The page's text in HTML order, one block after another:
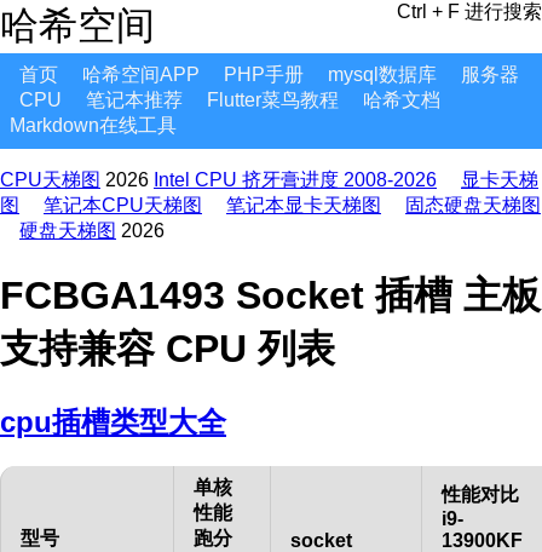
哈希空间 Ctrl + F 进行搜索
首页 哈希空间APP PHP手册 mysql数据库
服务器
CPU
笔记本推荐 Flutter菜鸟教程
哈希文档
Markdown在线工具
CPU天梯图 2026 Intel CPU 挤牙膏进度 2008-2026
显卡天梯
图
笔记本CPU天梯图 笔记本显卡天梯图
固态硬盘天梯图
硬盘天梯图 2026
FCBGA1493 Socket 插槽 主板
支持兼容 CPU 列表
cpu插槽类型大全
型号
单核
性能
跑分
socket
性能对比
i9-
13900KF